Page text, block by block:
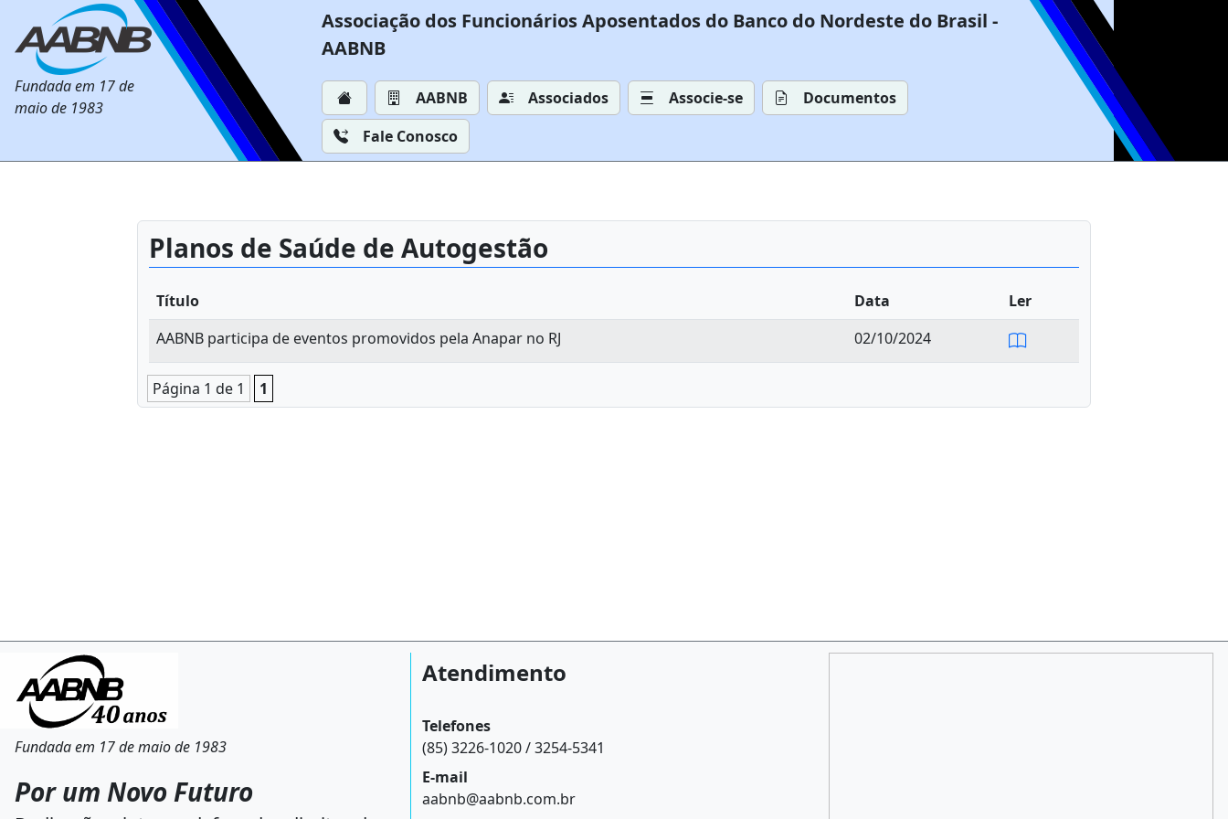
Fundada em 17 de
maio de 1983
Associação dos Funcionários Aposentados do Banco do Nordeste do Brasil -
AABNB
AABNB Associados Associe-se
Documentos
Fale Conosco
Planos de Saúde de Autogestão
Título Data
Ler
AABNB participa de eventos promovidos pela Anapar no RJ
02/10/2024
Página 1 de 1 1
Fundada em 17 de maio de 1983
Por um Novo Futuro
Atendimento
Telefones
(85) 3226-1020 / 3254-5341
E-mail
aabnb@aabnb.com.br